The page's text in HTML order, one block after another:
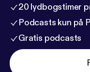
20 lydbogstimer
Podcasts kun på
Gratis podcasts